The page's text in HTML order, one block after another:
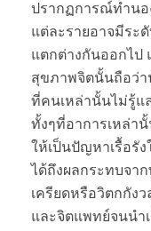
ปรากฏการณ์ทำนอ
แต่ละรายอาจมีระ
แตกต่างกันออกไป
สุขภาพจิตนั้นถือว่า
ที่คนเหล่านั้นไม่รู้แ
ทั้งๆที่อาการเหล่า
ให้เป็นปัญหาเรื้อรั
ได้ถึงผลกระทบจา
เครียดหรือวิตกกัง
และจิตแพทย์จนนำ